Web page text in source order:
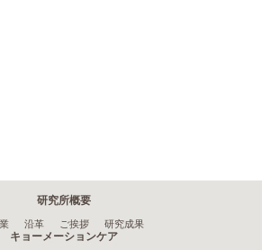
研究所概要
沿革 ご挨拶 研究成果
キョーメーションケア